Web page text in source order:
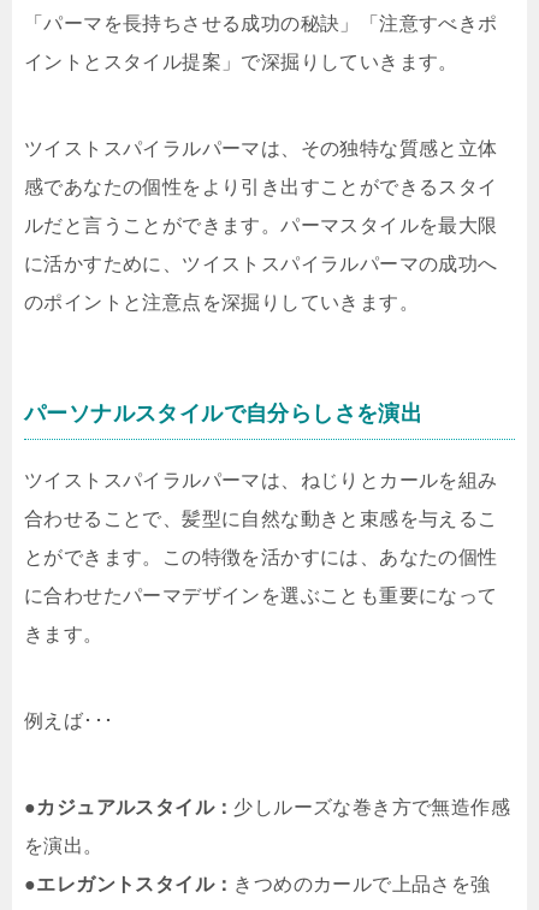
「パーマを長持ちさせる成功の秘訣」「注意すべきポ
イントとスタイル提案」で深掘りしていきます。
ツイストスパイラルパーマは、その独特な質感と立体
感であなたの個性をより引き出すことができるスタイ
ルだと言うことができます。パーマスタイルを最大限
に活かすために、ツイストスパイラルパーマの成功へ
のポイントと注意点を深掘りしていきます。
パーソナルスタイルで自分らしさを演出
ツイストスパイラルパーマは、ねじりとカールを組み
合わせることで、髪型に自然な動きと束感を与えるこ
とができます。この特徴を活かすには、あなたの個性
に合わせたパーマデザインを選ぶことも重要になって
きます。
例えば･･･
●カジュアルスタイル： 少しルーズな巻き方で無造作感
を演出。
●エレガントスタイル： きつめのカールで上品さを強